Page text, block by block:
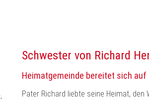
Schwester von Richard
Heimatgemeinde bereitet sich auf
Pater Richard liebte seine Heimat, den